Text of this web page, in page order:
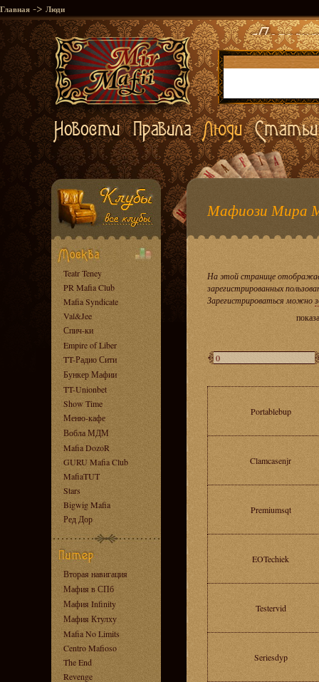
Главная -> Люди
Teatr Teney
PR Mafia Club
Mafia Syndicate
Val&Jee
Спич-ки
Empire of Liber
TT-Радио Сити
Бункер Мафии
TT-Unionbet
Show Time
Меню-кафе
Вобла МДМ
Mafia DozoR
GURU Mafia Club
MafiaTUT
Stars
Bigwig Mafia
Ред Дор
Вторая навигация
Мафия в СПб
Мафия Infinity
Мафия Ктулху
Mafia No Limits
Centro Mafioso
The End
Revenge
Мафиози Мира
На этой странице
зарегистрированных
Зарегистрироваться можно
Portablebup
Clamcasenjr
Premiumsqt
EOTechiek
Testervid
Seriesdyp